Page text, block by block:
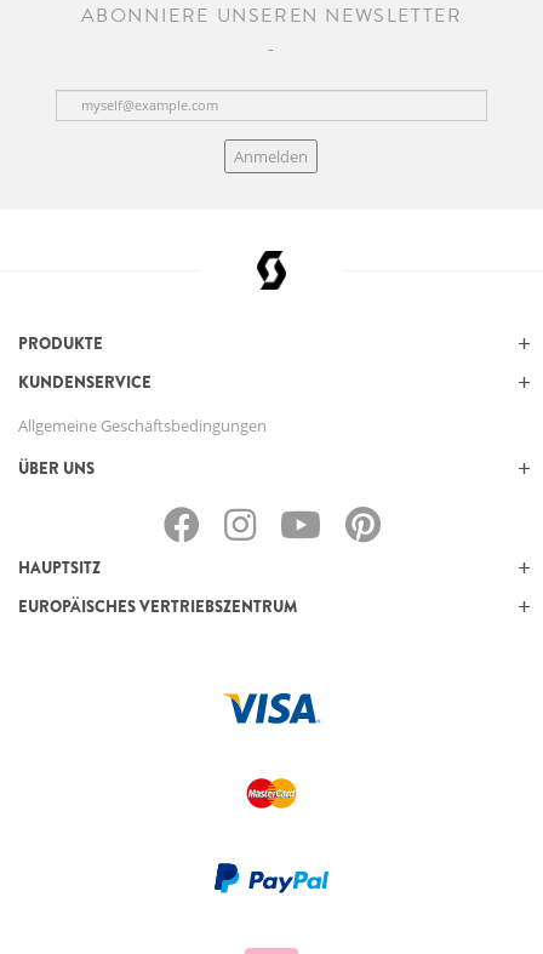
ABONNIERE UNSEREN NEWSLETTER
Anmelden
PRODUKTE
KUNDENSERVICE
Allgemeine Geschäftsbedingungen
ÜBER UNS
HAUPTSITZ
EUROPÄISCHES VERTRIEBSZENTRUM